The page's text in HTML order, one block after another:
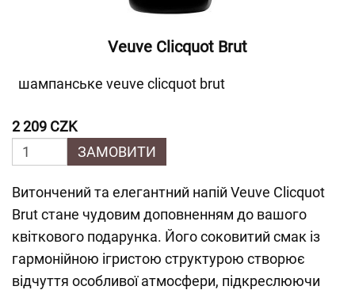
Veuve Clicquot Brut
шампанське veuve clicquot brut
2 209 CZK
ЗАМОВИТИ
Витончений та елегантний напій Veuve Clicquot
Brut стане чудовим доповненням до вашого
квіткового подарунка. Його соковитий смак із
гармонійною ігристою структурою створює
відчуття особливої атмосфери, підкреслюючи